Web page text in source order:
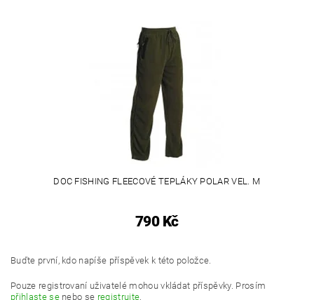
DOC FISHING FLEECOVÉ TEPLÁKY POLAR VEL. M
790 Kč
Buďte první, kdo napíše příspěvek k této položce.
Pouze registrovaní uživatelé mohou vkládat příspěvky. Prosím
přihlaste senebo se registrujte.